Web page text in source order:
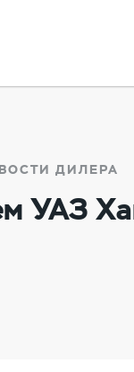
ДИЛЕРА
УАЗ